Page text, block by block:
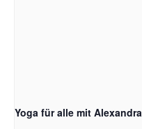
Yoga für alle mit Alexandra